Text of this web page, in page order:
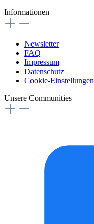
Informationen
Newsletter
FAQ
Impressum
Datenschutz
Cookie-Einstellungen
Unsere Communities